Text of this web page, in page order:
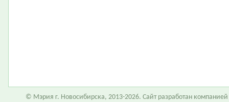
© Мэрия г. Новосибирска, 2013-2026. Сайт разработан компанией